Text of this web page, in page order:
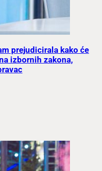
prejudicirala kako će
izbornih zakona,